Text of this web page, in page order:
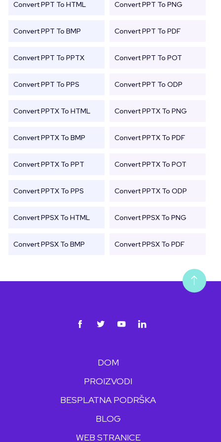
Convert PPT To HTML Convert PPT To PNG
Convert PPT To BMP Convert PPT To PDF
Convert PPT To PPTX Convert PPT To POT
Convert PPT To PPS Convert PPT To ODP
Convert PPTX To HTML Convert PPTX To PNG
Convert PPTX To BMP Convert PPTX To PDF
Convert PPTX To PPT Convert PPTX To POT
Convert PPTX To PPS Convert PPTX To ODP
Convert PPSX To HTML Convert PPSX To PNG
Convert PPSX To BMP Convert PPSX To PDF
DOM
PROIZVODI
BESPLATNA PODRŠKA
BLOG
WEB STRANICE